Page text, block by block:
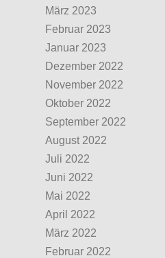
März 2023
Februar 2023
Januar 2023
Dezember 2022
November 2022
Oktober 2022
September 2022
August 2022
Juli 2022
Juni 2022
Mai 2022
April 2022
März 2022
Februar 2022